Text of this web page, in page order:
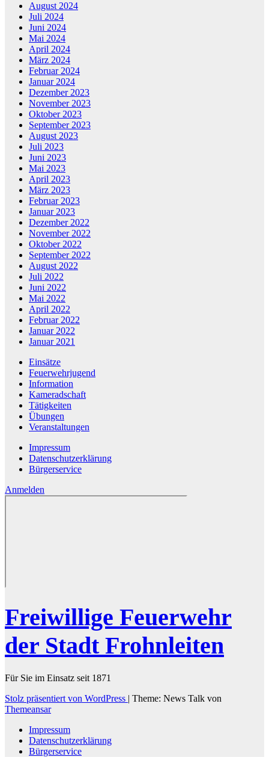
August 2024
Juli 2024
Juni 2024
Mai 2024
April 2024
März 2024
Februar 2024
Januar 2024
Dezember 2023
November 2023
Oktober 2023
September 2023
August 2023
Juli 2023
Juni 2023
Mai 2023
April 2023
März 2023
Februar 2023
Januar 2023
Dezember 2022
November 2022
Oktober 2022
September 2022
August 2022
Juli 2022
Juni 2022
Mai 2022
April 2022
Februar 2022
Januar 2022
Januar 2021
Einsätze
Feuerwehrjugend
Information
Kameradschaft
Tätigkeiten
Übungen
Veranstaltungen
Impressum
Datenschutzerklärung
Bürgerservice
Anmelden
Freiwillige Feuerwehr
der Stadt Frohnleiten
Für Sie im Einsatz seit 1871
Stolz präsentiert von WordPress | Theme: News Talk von
Themeansar
Impressum
Datenschutzerklärung
Bürgerservice